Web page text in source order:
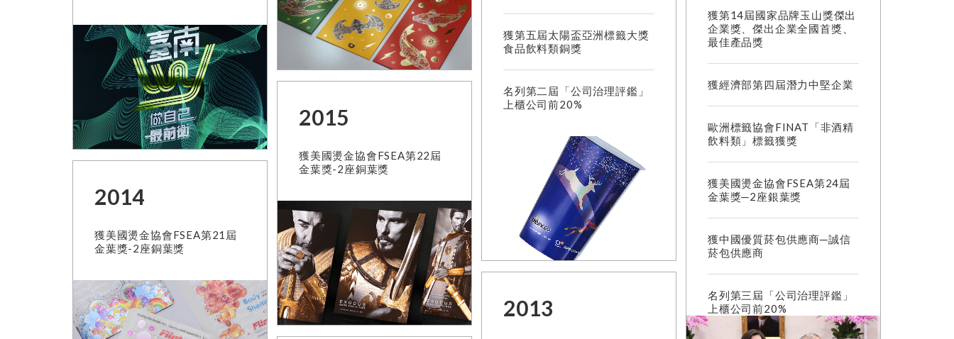
獲第14屆國家品牌玉山獎傑出
企業獎、傑出企業全國首獎、
最佳產品獎
獲經濟部第四屆潛力中堅企業
歐洲標籤協會FINAT「非酒精
飲料類」標籤獲獎
獲美國燙金協會FSEA第24屆
金葉獎─2座銀葉獎
獲中國優質菸包供應商─誠信
菸包供應商
名列第三屆「公司治理評鑑」
上櫃公司前20%
獲第五屆太陽盃亞洲標籤大獎
食品飲料類銅獎
名列第二屆「公司治理評鑑」
上櫃公司前20%
2015
獲美國燙金協會FSEA第22屆
金葉獎-2座銅葉獎
2014
獲美國燙金協會FSEA第21屆
金葉獎-2座銅葉獎
2013